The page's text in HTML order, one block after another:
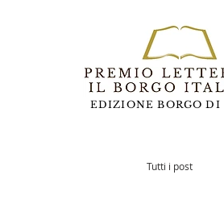
EDIZIONE BORGO DI
Tutti i post